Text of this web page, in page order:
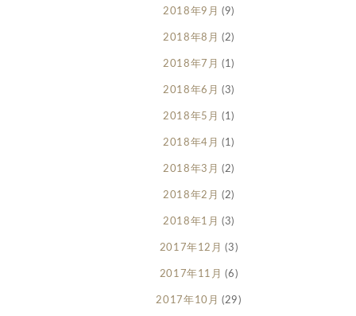
2018年9月 (9)
2018年8月 (2)
2018年7月 (1)
2018年6月 (3)
2018年5月 (1)
2018年4月 (1)
2018年3月 (2)
2018年2月 (2)
2018年1月 (3)
2017年12月 (3)
2017年11月 (6)
2017年10月 (29)